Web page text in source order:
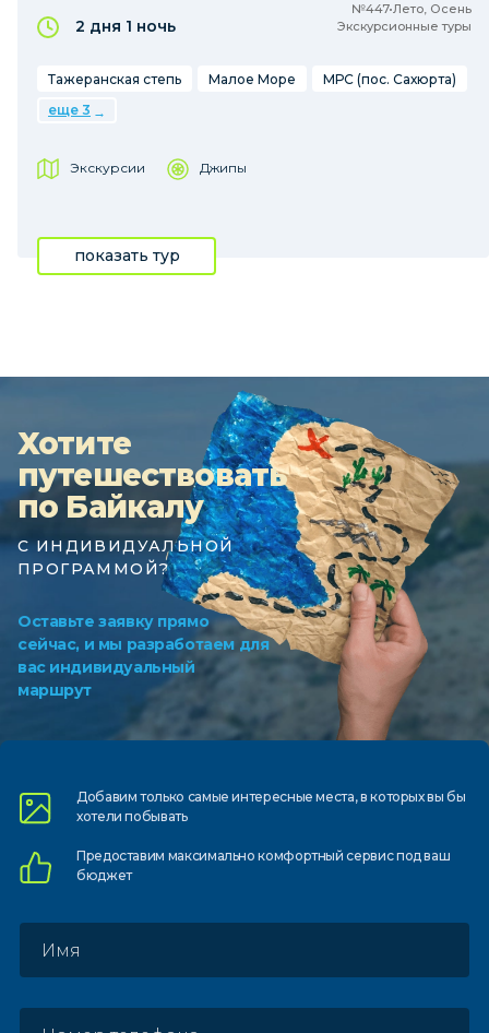
№447•Лето, Осень
Экскурсионные туры
2 дня 1 ночь
Тажеранская степь Малое Море
МРС (пос. Сахюрта)
еще 3
Экскурсии Джипы
показать тур
Хотите
путешествовать
по Байкалу
С ИНДИВИДУАЛЬНОЙ
ПРОГРАММОЙ?
Оставьте заявку прямо
сейчас, и мы разработаем для
вас индивидуальный
маршрут
Добавим только самыеинтересные места, в которыхвы бы
хотели побывать
Предоставим максимально комфортныйсервис под ваш
бюджет